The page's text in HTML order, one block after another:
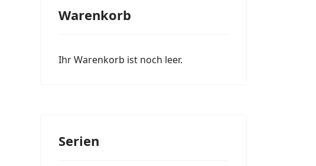
Warenkorb
Ihr Warenkorb ist noch leer.
Serien